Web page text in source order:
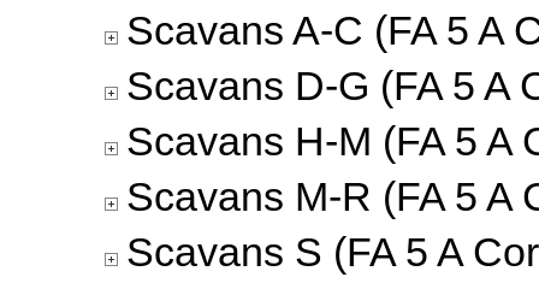
Scavans A-C (FA 5 A
Scavans D-G (FA 5 A
Scavans H-M (FA 5 A
Scavans M-R (FA 5 A
Scavans S (FA 5 A